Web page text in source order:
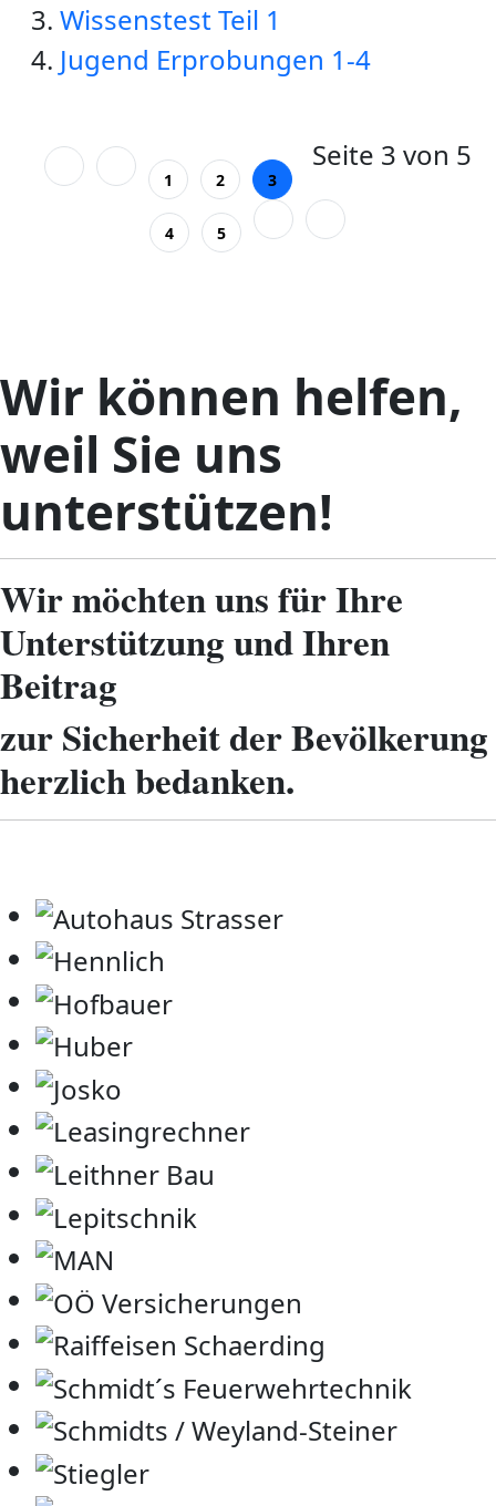
Wissenstest Teil 1
Jugend Erprobungen 1-4
Seite 3 von 5
1 2 3
4 5
Wir können helfen,
weil Sie uns
unterstützen!
Wir möchten uns für Ihre
Unterstützung und Ihren
Beitrag
zur Sicherheit der Bevölkerung
herzlich bedanken.